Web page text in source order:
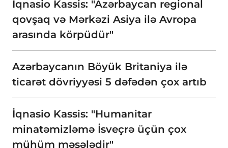
​İqnasio Kassis: "Azərbaycan regional
qovşaq və Mərkəzi Asiya ilə Avropa
arasında körpüdür"
Azərbaycanın Böyük Britaniya ilə
ticarət dövriyyəsi 5 dəfədən çox artıb
İqnasio Kassis: "Humanitar
minatəmizləmə İsveçrə üçün çox
mühüm məsələdir"